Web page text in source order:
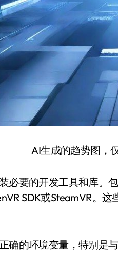
AI生成的趋势图，
必要的开发工具和库。
SDK或SteamVR。
确的环境变量，特别是